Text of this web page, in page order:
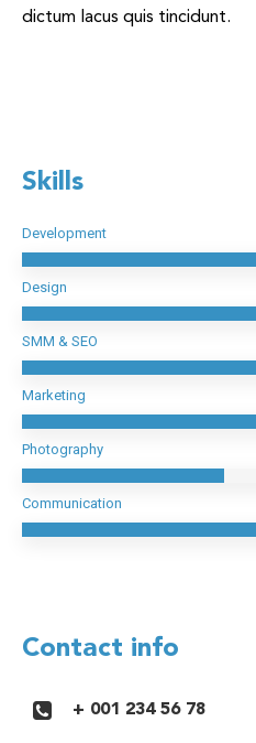
dictum lacus quis tincidunt.
Skills
Development
Design
SMM & SEO
Marketing
Photography
Communication
Contact info
+ 001 234 56 78